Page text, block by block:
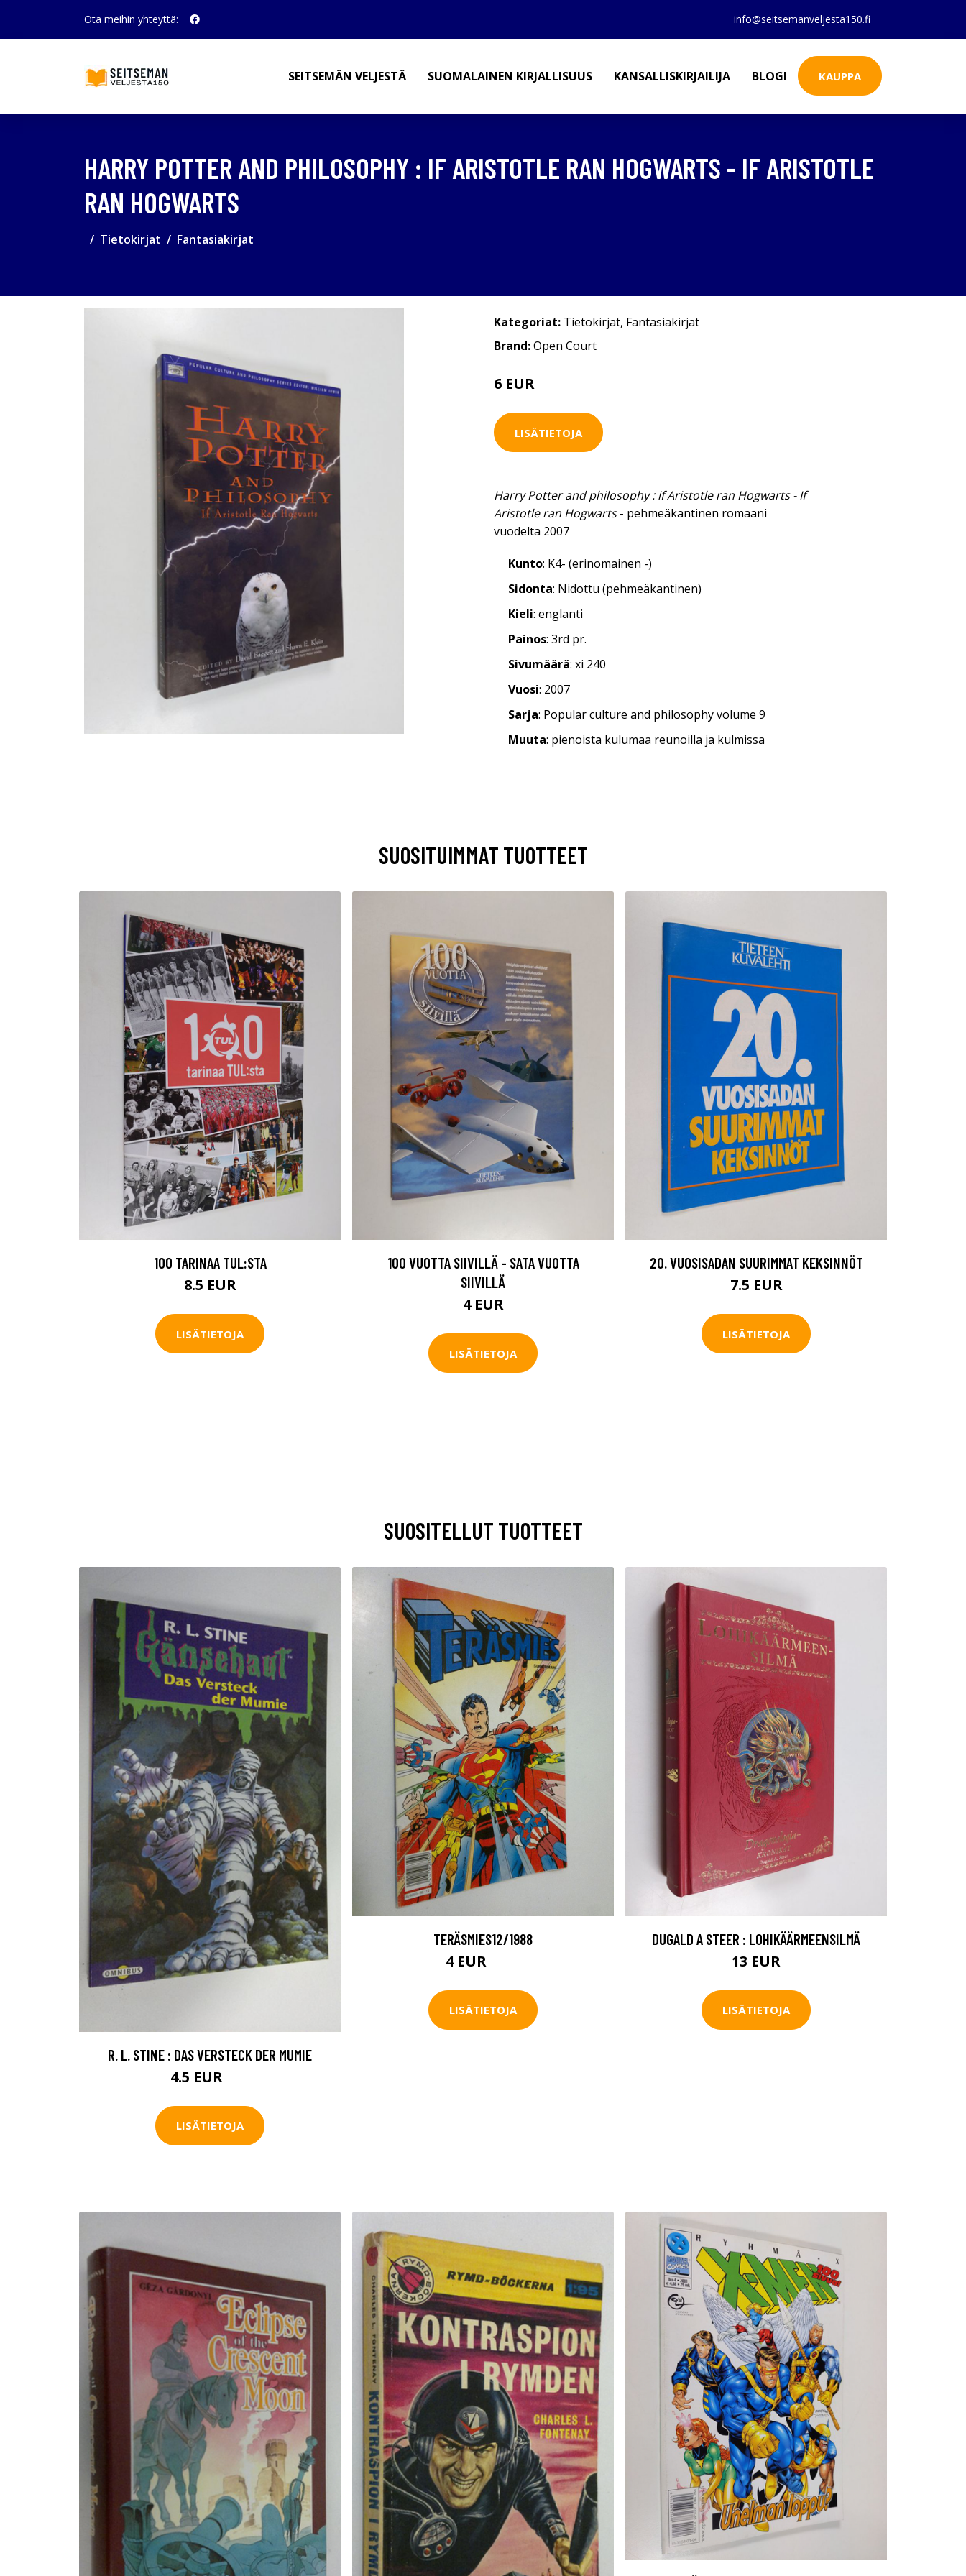
Ota meihin yhteyttä: info@seitsemanveljesta150.fi
SEITSEMÄN VELJESTÄ SUOMALAINEN KIRJALLISUUS KANSALLISKIRJAILIJA BLOGI KAUPPA
HARRY POTTER AND PHILOSOPHY : IF ARISTOTLE RAN HOGWARTS - IF ARISTOTLE
RAN HOGWARTS
Tietokirjat Fantasiakirjat
Kategoriat: Tietokirjat, Fantasiakirjat
Brand:Open Court
6 EUR
LISÄTIETOJA
Harry Potter and philosophy : if Aristotle ran Hogwarts - If
Aristotle ran Hogwarts- pehmeäkantinen romaani
vuodelta 2007
Kunto: K4- (erinomainen -)
Sidonta: Nidottu (pehmeäkantinen)
Kieli: englanti
Painos: 3rd pr.
Sivumäärä: xi 240
Vuosi: 2007
Sarja: Popular culture and philosophy volume 9
Muuta: pienoista kulumaa reunoilla ja kulmissa
SUOSITUIMMAT TUOTTEET
100 TARINAA TUL:STA
8.5 EUR
LISÄTIETOJA
100 VUOTTA SIIVILLÄ - SATA VUOTTA
SIIVILLÄ
4 EUR
LISÄTIETOJA
20. VUOSISADAN SUURIMMAT KEKSINNÖT
7.5 EUR
LISÄTIETOJA
SUOSITELLUT TUOTTEET
R. L. STINE : DAS VERSTECK DER MUMIE
4.5 EUR
LISÄTIETOJA
TERÄSMIES12/1988
4 EUR
LISÄTIETOJA
DUGALD A STEER : LOHIKÄÄRMEENSILMÄ
13 EUR
LISÄTIETOJA